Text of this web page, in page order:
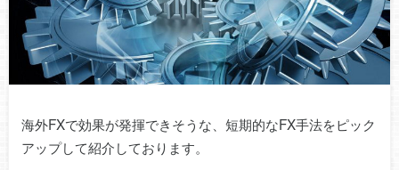
海外FXで効果が発揮できそうな、短期的なFX手法をピック
アップして紹介しております。